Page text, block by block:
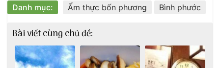
Danh mục: Ẩm thực bốn phương Bình phước
Bài viết cùng chủ đề: